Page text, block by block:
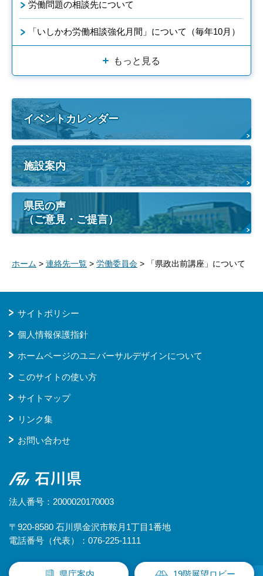
労働問題の相談先について
「いしかわ労働相談強化月間」について（毎年10月）
もっと見る
イベントカレンダー
施設案内
県民の声
（ご意見・ご提言）
ホーム > 連絡先一覧 > 労働委員会 > 「県政出前講座」について
サイトポリシー
個人情報保護指針
ホームページのユニバーサルデザインについて
このサイトの使い方
サイトマップ
リンク集
お問い合わせ
石川県
法人番号：2000020170003
〒920-8580 石川県金沢市鞍月1丁目1番地
電話番号（代表）：076-225-1111